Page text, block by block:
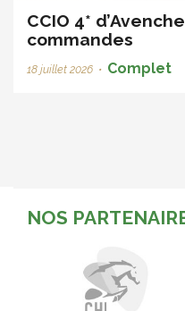
CCIO 4*
commandes
18 juillet 2026 • Complet
NOS